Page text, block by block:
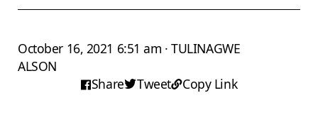
October 16, 2021 6:51 am · TULINAGWE
ALSON
Share
Tweet Copy Link